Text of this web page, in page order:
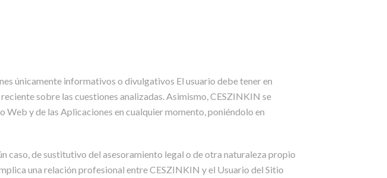
únicamente informativos o divulgativos El usuario debe tener en
sobre las cuestiones analizadas. Asimismo, CESZINKIN se
y de las Aplicaciones en cualquier momento, poniéndolo en
caso, de sustitutivo del asesoramiento legal o de otra naturaleza propio
una relación profesional entre CESZINKIN y el Usuario del Sitio